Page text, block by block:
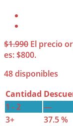
$1.990 El precio
es: $800.
48 disponibles
Cantidad
1 - 2
—
3+
37.5 %